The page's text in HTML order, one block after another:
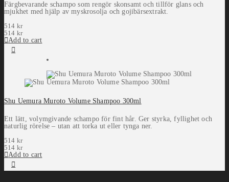
Färgbevarande schampo som rengör skonsamt och tillför glans och
mjukhet med hjälp av myskrosolja och gojibärsextrakt.
514 kr
514 kr
Add to cart
Shu Uemura Muroto Volume Shampoo 300ml
Ett lätt, volymgivande schampo för fint hår. Ger styrka, fyllighet och
naturlig rörelse – utan att torka ut eller tynga ner.
514 kr
514 kr
Add to cart